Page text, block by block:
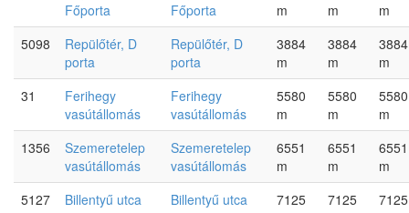
Főporta
Főporta
m
m
m
5098
Repülőtér, D
porta
Repülőtér, D
porta
3884
m
3884
m
3884
m
31
Ferihegy
vasútállomás
Ferihegy
vasútállomás
5580
m
5580
m
5580
m
1356
Szemeretelep
vasútállomás
Szemeretelep
vasútállomás
6551
m
6551
m
6551
m
5127
Billentyű utca Billentyű utca
7125
7125
7125